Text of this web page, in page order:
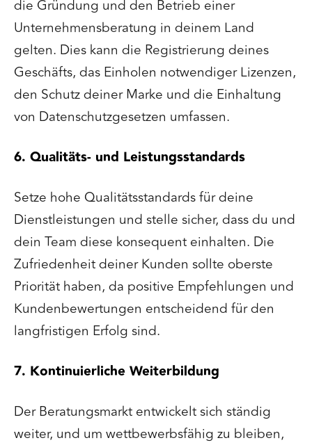
die Gründung und den Betrieb einer
Unternehmensberatung in deinem Land
gelten. Dies kann die Registrierung deines
Geschäfts, das Einholen notwendiger Lizenzen,
den Schutz deiner Marke und die Einhaltung
von Datenschutzgesetzen umfassen.
6. Qualitäts- und Leistungsstandards
Setze hohe Qualitätsstandards für deine
Dienstleistungen und stelle sicher, dass du und
dein Team diese konsequent einhalten. Die
Zufriedenheit deiner Kunden sollte oberste
Priorität haben, da positive Empfehlungen und
Kundenbewertungen entscheidend für den
langfristigen Erfolg sind.
7. Kontinuierliche Weiterbildung
Der Beratungsmarkt entwickelt sich ständig
weiter, und um wettbewerbsfähig zu bleiben,